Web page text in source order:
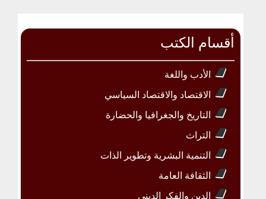
أقسام الكتب
الأدب واللغة
الاقتصاد والاقتصاد السياسي
التاريخ والجغرافيا والحضارة
التراث
التنمية البشرية وتطوير الذات
الثقافة العامة
الدين والفكر الديني